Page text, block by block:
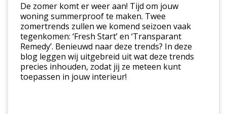
De zomer komt er weer aan! Tijd om jouw
woning summerproof te maken. Twee
zomertrends zullen we komend seizoen vaak
tegenkomen: ‘Fresh Start’ en ‘Transparant
Remedy’. Benieuwd naar deze trends? In deze
blog leggen wij uitgebreid uit wat deze trends
precies inhouden, zodat jij ze meteen kunt
toepassen in jouw interieur!